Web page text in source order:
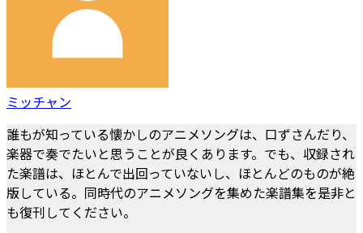
ミッチャン
誰もが知っている懐かしのアニメソングは、口ずさんだり、
楽器で奏でたいと思うことが良くあります。でも、収録され
た楽譜は、ほとんで出回っていないし、ほとんどのものが絶
版している。同時代のアニメソングを集めた楽譜集を是非と
も復刊してください。